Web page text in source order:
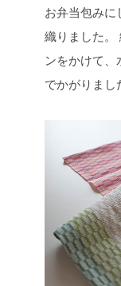
お弁当包み
織りました。
ンをかけて
でかがりまし